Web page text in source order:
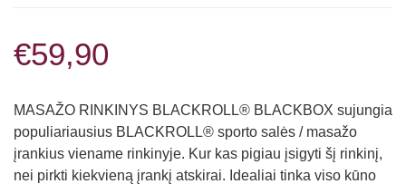
€59,90
MASAŽO RINKINYS BLACKROLL® BLACKBOX sujungia
populiariausius BLACKROLL® sporto salės / masažo
įrankius viename rinkinyje. Kur kas pigiau įsigyti šį rinkinį,
nei pirkti kiekvieną įrankį atskirai. Idealiai tinka viso kūno